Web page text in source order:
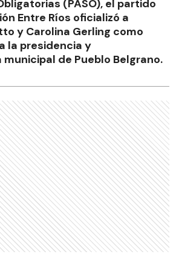
(PASO), el partido
Entre Ríos oficializó a
y Carolina Gerling como
la presidencia y
de Pueblo Belgrano.